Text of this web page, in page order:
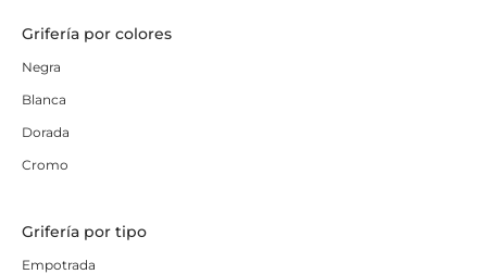
Grifería por colores
Negra
Blanca
Dorada
Cromo
Grifería por tipo
Empotrada